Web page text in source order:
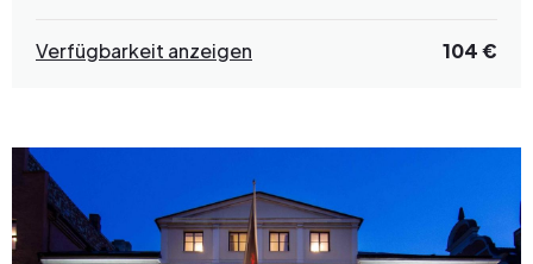
Verfügbarkeit anzeigen 104 €